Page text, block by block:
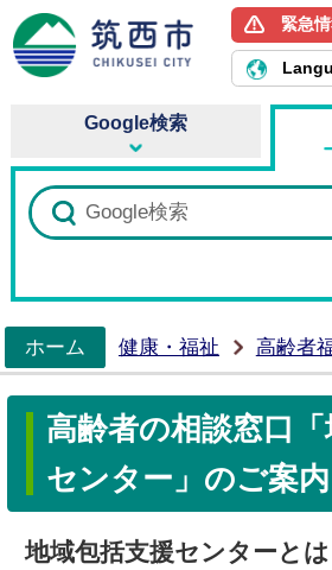
筑
緊急
Google検索
ホーム
健康・福祉 高齢者
高齢者の相談窓口
センター」のご案内
地域包括支援センターとは